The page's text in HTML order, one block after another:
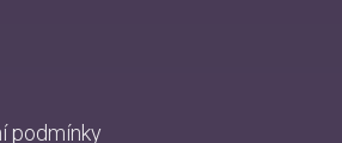
podmínky